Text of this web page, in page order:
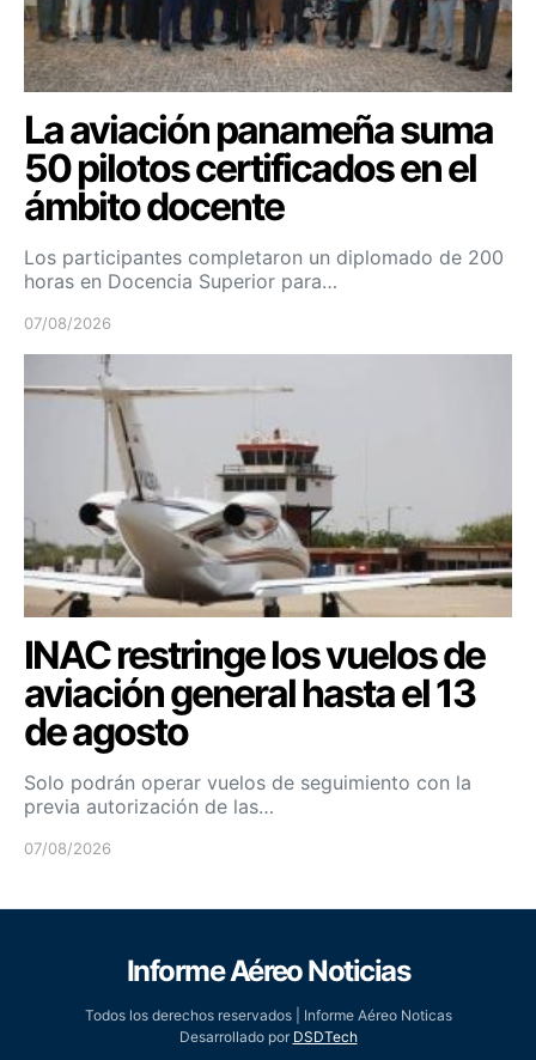
La aviación panameña suma
50 pilotos certificados en el
ámbito docente
Los participantes completaron un diplomado de 200
horas en Docencia Superior para…
07/08/2026
INAC restringe los vuelos de
aviación general hasta el 13
de agosto
Solo podrán operar vuelos de seguimiento con la
previa autorización de las…
07/08/2026
Informe Aéreo Noticias
Todos los derechos reservados | Informe Aéreo Noticas
Desarrollado por DSDTech